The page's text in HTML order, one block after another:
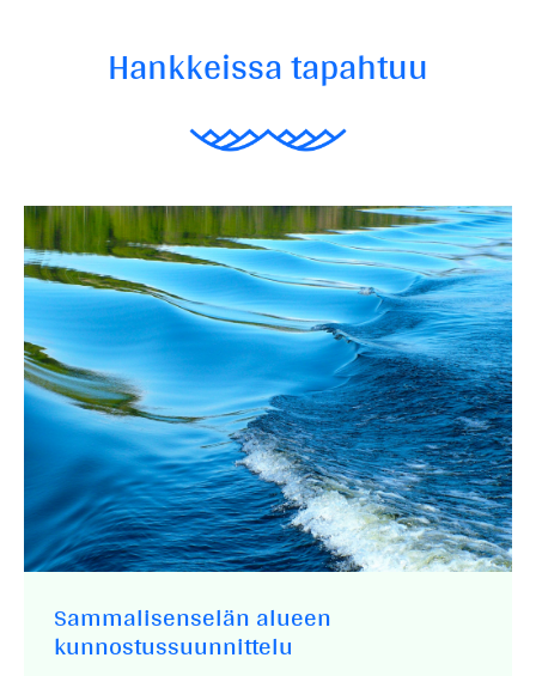
Hankkeissa tapahtuu
Sammalisenselän alueen
kunnostussuunnittelu